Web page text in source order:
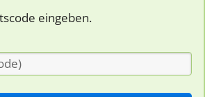
eingeben.